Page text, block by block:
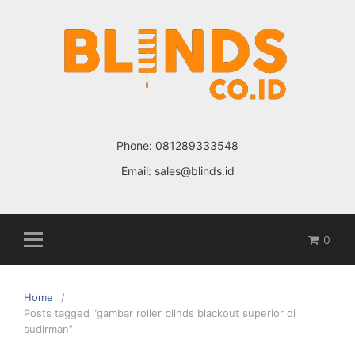
Phone: 081289333548
Email: sales@blinds.id
0
Home
Posts tagged “gambar roller blinds blackout superior di
sudirman”